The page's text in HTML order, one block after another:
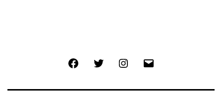
FacebookTwitter Instagram